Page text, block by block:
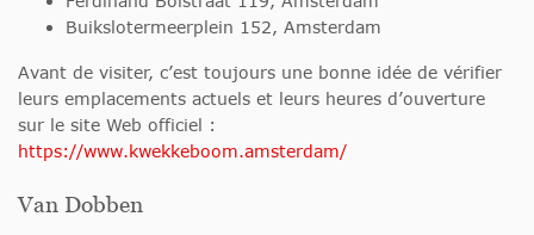
Buikslotermeerplein 152, Amsterdam
Avant de visiter, c’est toujours une bonne idée de vérifier
leurs emplacements actuels et leurs heures d’ouverture
sur le site Web officiel :
https://www.kwekkeboom.amsterdam/
Van Dobben